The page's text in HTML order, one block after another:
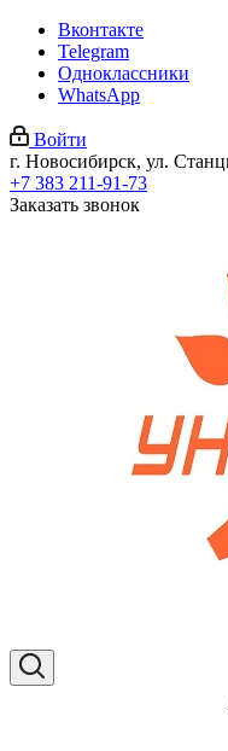
Вконтакте
Telegram
Одноклассники
WhatsApp
Войти
г. Новосибирск, ул.
+7 383 211-91-73
Заказать звонок